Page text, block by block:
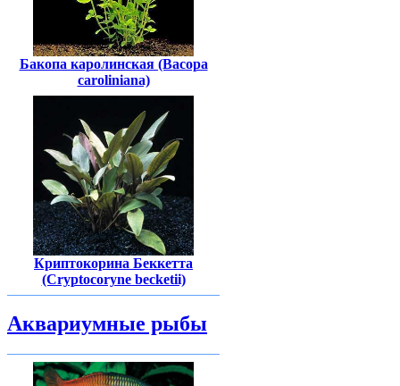
Бакопа каролинская (Bасора
caroliniana)
Криптокорина Беккетта
(Cryptocoryne becketii)
Аквариумные рыбы